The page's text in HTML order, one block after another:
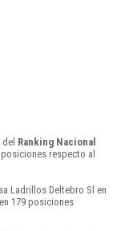
Ranking Nacional
respecto al
Ladrillos Deltebro Sl en
179 posiciones